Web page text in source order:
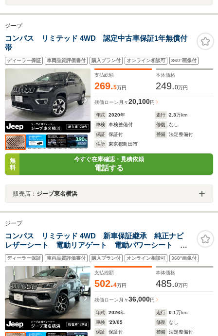
ジープ
コンパス リミテッド 4WD 認定中古車保証1年無償付
帯
ディーラー保証 車両品質評価書付 購入プラン付 オンライン相談可 360°画像付
支払総額
269.5万円
本体価格
249.0万円
残価ローン 月々20,100円
年式 2020年 走行 2.3万km
車検
車検整備付 修復
なし
保証
保証付 整備
法定整備付
住所
東京都町田市
無
料
今すぐ在庫確認・見積依頼
電話する
販売店： ジープ東名横浜
ジープ
コンパス リミテッド 4WD 新車保証継承 純正ナビ
レザーシート 電動リアゲート 電動パワーシート ア
ダプティブクルーズコントロール バックカメラ 全周
囲カメラ スマートキー LEDヘッドライト ETC2.0
障害物センサー
ディーラー保証 車両品質評価書付 購入プラン付 オンライン相談可 360°画像付
支払総額
502.4万円
本体価格
485.0万円
残価ローン 月々36,000円
年式 2026年 走行 0.1万km
車検
'29/05 修復
なし
保証
保証付 整備
法定整備付